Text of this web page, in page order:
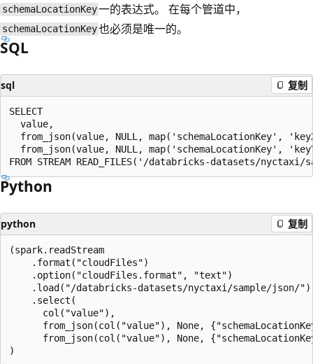
schemaLocationKey一的表达式。 在每个管道中，
schemaLocationKey也必须是唯一的。
SQL
sql 复制
SELECT
  value,
from_json(value, NULL, map('schemaLocationKey',
from_json(value, NULL, map('schemaLocationKey',
Python
python 复制
(spark.readStream
    .format("cloudFiles")
    .option("cloudFiles.format", "text")
    .load("/databricks-datasets/nyctaxi/sample/json/")
    .select(
      col("value"),
from_json(col("value"), None,
from_json(col("value"), None,